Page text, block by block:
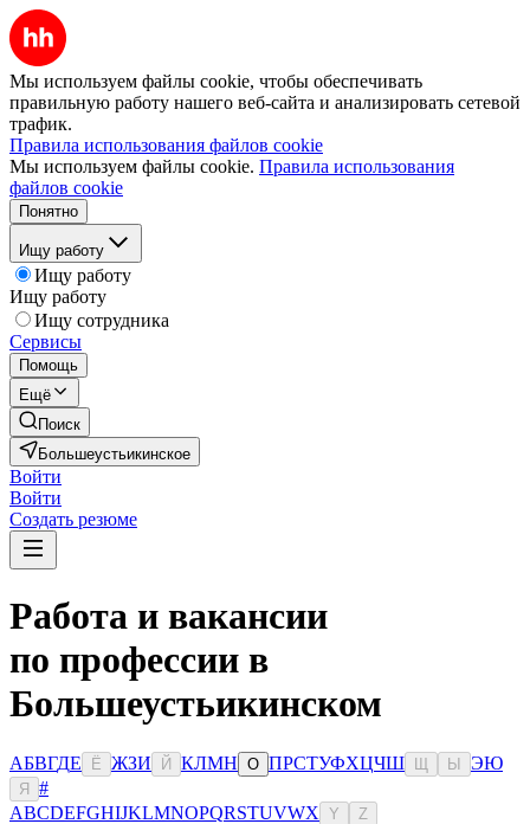
Мы используем файлы cookie, чтобы обеспечивать
правильную работу нашего веб-сайта и анализировать сетевой
трафик.
Правила использования файлов cookie
Мы используем файлы cookie. Правила использования
файлов cookie
Понятно
Ищу работу
Ищу работу
Ищу работу
Ищу сотрудника
Сервисы
Помощь
Ещё
Поиск
Большеустьикинское
Войти
Войти
Создать резюме
Работа и вакансии
по профессии в
Большеустьикинском
АБВГДЕ Ё ЖЗИ Й КЛМН О ПРСТУФХЦЧШ Ы ЭЮ
Я
#
ABCDEFGHIJKLMNOPQRSTUVWX Y Z